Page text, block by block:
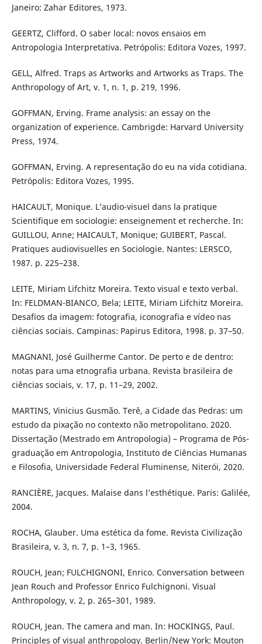
Janeiro: Zahar Editores, 1973.
GEERTZ, Clifford. O saber local: novos ensaios em
Antropologia Interpretativa. Petrópolis: Editora Vozes, 1997.
GELL, Alfred. Traps as Artworks and Artworks as Traps. The
Anthropology of Art, v. 1, n. 1, p. 219, 1996.
GOFFMAN, Erving. Frame analysis: an essay on the
organization of experience. Cambrigde: Harvard University
Press, 1974.
GOFFMAN, Erving. A representação do eu na vida cotidiana.
Petrópolis: Editora Vozes, 1995.
HAICAULT, Monique. L’audio-visuel dans la pratique
Scientifique em sociologie: enseignement et recherche. In:
GUILLOU, Anne; HAICAULT, Monique; GUIBERT, Pascal.
Pratiques audiovisuelles en Sociologie. Nantes: LERSCO,
1987. p. 225–238.
LEITE, Miriam Lifchitz Moreira. Texto visual e texto verbal.
In: FELDMAN-BIANCO, Bela; LEITE, Miriam Lifchitz Moreira.
Desafios da imagem: fotografia, iconografia e vídeo nas
ciências sociais. Campinas: Papirus Editora, 1998. p. 37–50.
MAGNANI, José Guilherme Cantor. De perto e de dentro:
notas para uma etnografia urbana. Revista brasileira de
ciências sociais, v. 17, p. 11–29, 2002.
MARTINS, Vinicius Gusmão. Terê, a Cidade das Pedras: um
estudo da pixação no contexto não metropolitano. 2020.
Dissertação (Mestrado em Antropologia) – Programa de Pós-
graduação em Antropologia, Instituto de Ciências Humanas
e Filosofia, Universidade Federal Fluminense, Niterói, 2020.
RANCIÈRE, Jacques. Malaise dans l’esthétique. Paris: Galilée,
2004.
ROCHA, Glauber. Uma estética da fome. Revista Civilização
Brasileira, v. 3, n. 7, p. 1–3, 1965.
ROUCH, Jean; FULCHIGNONI, Enrico. Conversation between
Jean Rouch and Professor Enrico Fulchignoni. Visual
Anthropology, v. 2, p. 265–301, 1989.
ROUCH, Jean. The camera and man. In: HOCKINGS, Paul.
Principles of visual anthropology. Berlin/New York: Mouton